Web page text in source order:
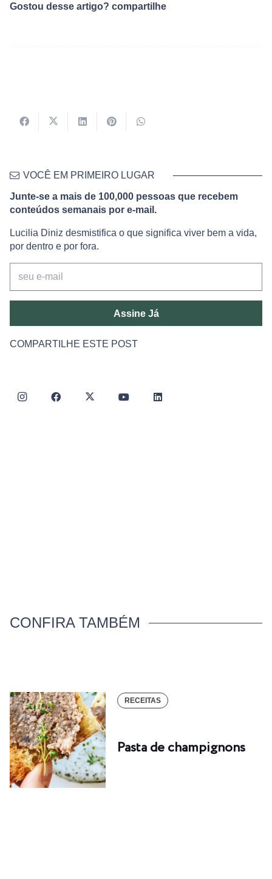
Gostou desse artigo? compartilhe
VOCÊ EM PRIMEIRO LUGAR
Junte-se a mais de 100,000 pessoas que recebem
conteúdos semanais por e-mail.
Lucilia Diniz desmistifica o que significa viver bem a vida,
por dentro e por fora.
Assine Já
COMPARTILHE ESTE POST
CONFIRA TAMBÉM
RECEITAS
Pasta de champignons